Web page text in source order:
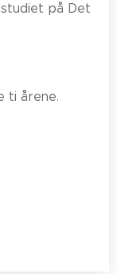
på Det
ti årene.